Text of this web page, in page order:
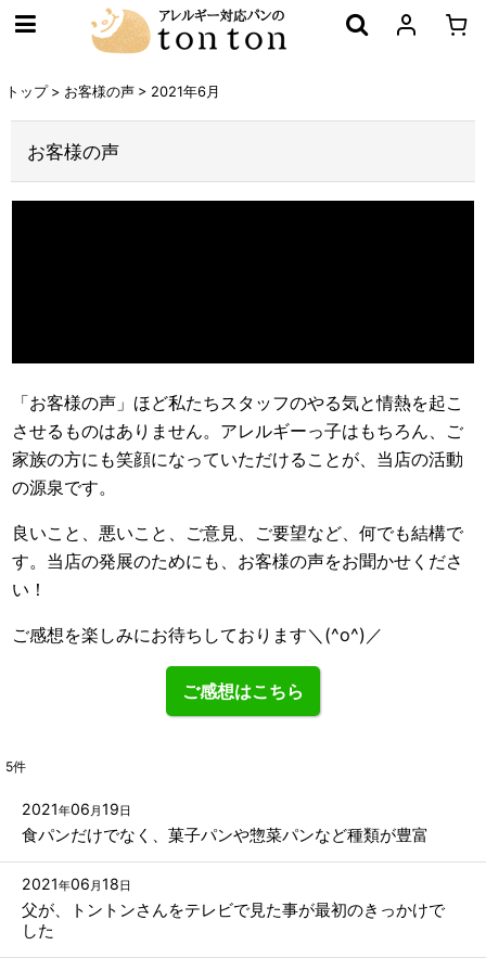
トップ > お客様の声 > 2021年6月
お客様の声
「お客様の声」ほど私たちスタッフのやる気と情熱を起こ
させるものはありません。アレルギーっ子はもちろん、ご
家族の方にも笑顔になっていただけることが、当店の活動
の源泉です。
良いこと、悪いこと、ご意見、ご要望など、何でも結構で
す。当店の発展のためにも、お客様の声をお聞かせくださ
い！
ご感想を楽しみにお待ちしております＼(^o^)／
ご感想はこちら
5件
2021年06 月19日
食パンだけでなく、菓子パンや惣菜パンなど種類が豊富
2021年06 月18日
父が、トントンさんをテレビで見た事が最初のきっかけで
した